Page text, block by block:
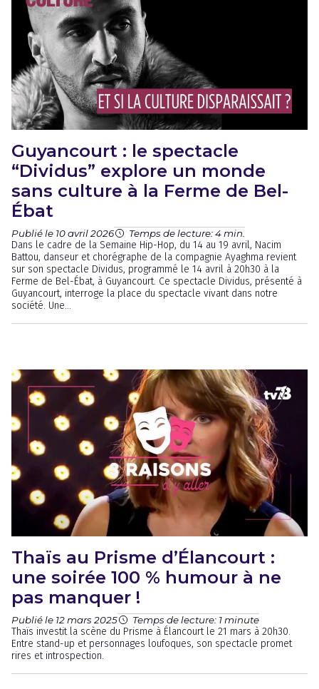
Guyancourt : le spectacle
“Dividus” explore un monde
sans culture à la Ferme de Bel-
Ébat
Publié le 10 avril 2026 Temps de lecture: 4 min.
Dans le cadre de la Semaine Hip-Hop, du 14 au 19 avril, Nacim
Battou, danseur et chorégraphe de la compagnie Ayaghma revient
sur son spectacle Dividus, programmé le 14 avril à 20h30 à la
Ferme de Bel-Ébat, à Guyancourt. Ce spectacle Dividus, présenté à
Guyancourt, interroge la place du spectacle vivant dans notre
société. Une...
Thaïs au Prisme d’Élancourt :
une soirée 100 % humour à ne
pas manquer !
Publié le 12 mars 2025 Temps de lecture: 1 minute
Thaïs investit la scène du Prisme à Élancourt le 21 mars à 20h30.
Entre stand-up et personnages loufoques, son spectacle promet
rires et introspection.